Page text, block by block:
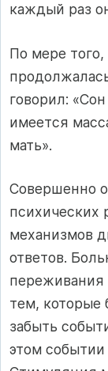
каждый раз
По мере того,
говорил:
имеется
мать».
Совершенно
психических
механизмов
ответов.
переживания
тем,
забыть
этом событии